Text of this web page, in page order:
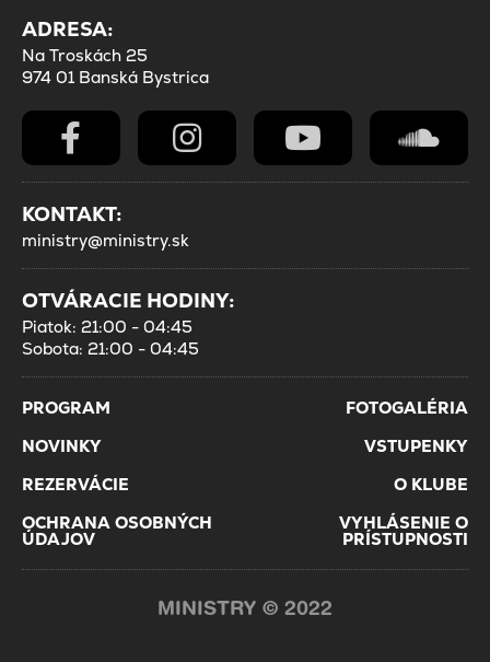
ADRESA:
Na Troskách 25
974 01 Banská Bystrica
KONTAKT:
ministry@ministry.sk
OTVÁRACIE HODINY:
Piatok: 21:00 - 04:45
Sobota: 21:00 - 04:45
PROGRAM
FOTOGALÉRIA
NOVINKY
VSTUPENKY
REZERVÁCIE
O KLUBE
OCHRANA OSOBNÝCH
ÚDAJOV
VYHLÁSENIE O
PRÍSTUPNOSTI
MINISTRY © 2022